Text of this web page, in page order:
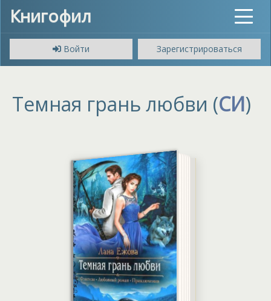
Книгофил
Toggle
Войти
Зарегистрироваться
Темная грань любви (СИ)